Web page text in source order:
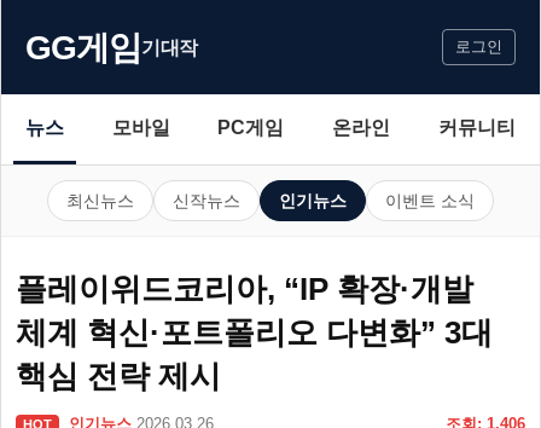
GG게임기대작 로그인
뉴스 모바일 PC게임 온라인 커뮤니티
최신뉴스 신작뉴스 인기뉴스 이벤트 소식
플레이위드코리아, “IP 확장·개발
체계 혁신·포트폴리오 다변화” 3대
핵심 전략 제시
HOT 인기뉴스 2026.03.26 조회: 1,406